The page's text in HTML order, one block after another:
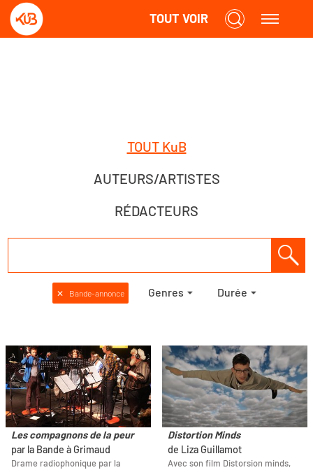
TOUT VOIR
TOUT KuB
AUTEURS/ARTISTES
RÉDACTEURS
✕ Bande-annonce Genres Durée
Les compagnons de la peur
par la Bande à Grimaud
Drame radiophonique par la
Distortion Minds
de Liza Guillamot
Avec son film Distorsion minds,